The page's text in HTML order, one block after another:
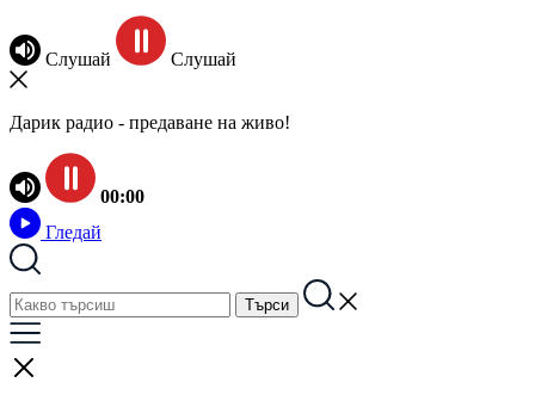
Слушай Слушай
Дарик радио - предаване на живо!
00:00
Гледай